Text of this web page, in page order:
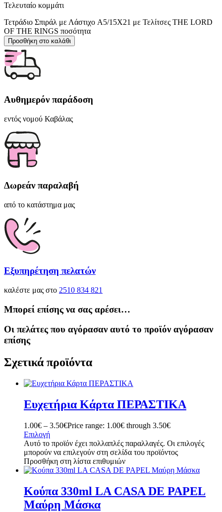
Τελευταίο κομμάτι
Τετράδιο Σπιράλ με Λάστιχο A5/15X21 με Τελίτσες THE LORD
OF THE RINGS ποσότητα
Προσθήκη στο καλάθι
Αυθημερόν παράδοση
εντός νομού Καβάλας
Δωρεάν παραλαβή
από το κατάστημα μας
Εξυπηρέτηση πελατών
καλέστε μας στο 2510 834 821
Μπορεί επίσης να σας αρέσει…
Οι πελάτες που αγόρασαν αυτό το προϊόν αγόρασαν
επίσης
Σχετικά προϊόντα
Ευχετήρια Κάρτα ΠΕΡΑΣΤΙΚΑ
1.00€ – 3.50€Price range: 1.00€ through 3.50€
Επιλογή
Αυτό το προϊόν έχει πολλαπλές παραλλαγές. Οι επιλογές
μπορούν να επιλεγούν στη σελίδα του προϊόντος
Προσθήκη στη λίστα επιθυμιών
Κούπα 330ml LA CASA DE PAPEL
Μαύρη Μάσκα